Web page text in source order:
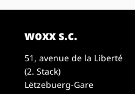
woxx s.c.
51, avenue de la Liberté
(2. Stack)
Lëtzebuerg-Gare